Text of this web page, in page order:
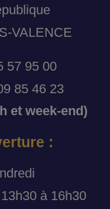
VALENCE
57 95 00
85 46 23
et week-end)
:
à 16h30